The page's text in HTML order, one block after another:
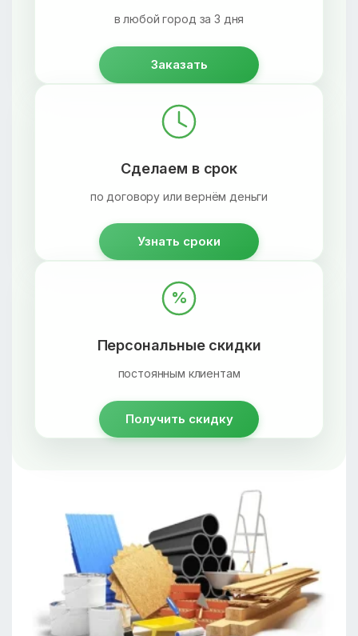
в любой город за 3 дня
Заказать
Сделаем в срок
по договору или вернём деньги
Узнать сроки
%
Персональные скидки
постоянным клиентам
Получить скидку